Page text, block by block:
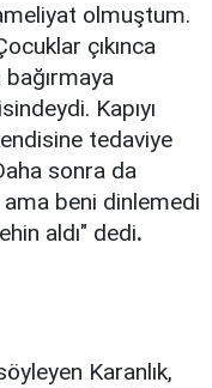
olmuştum.
çıkınca
bağırmaya
Kapıyı
tedaviye
sonra da
ama beni dinlemedi
aldı" dedi.
Karanlık,